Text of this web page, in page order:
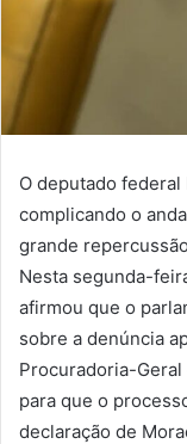
O deputado
complicando o
grande
Nesta segunda-
afirmou que o
sobre a denúncia
Procuradoria-Geral
para que o
declaração de